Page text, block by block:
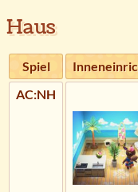
Haus
Spiel
AC:NH